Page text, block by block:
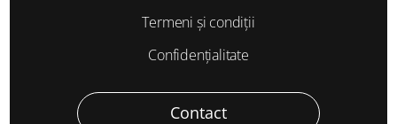
Termeni și condiții
Confidențialitate
Contact